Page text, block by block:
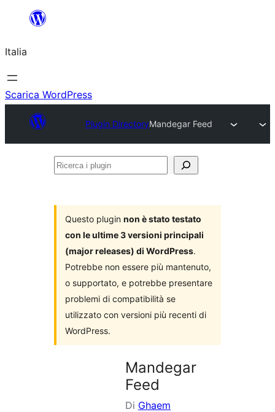
contenuto
Italia
Scarica WordPress
Plugin DirectoryMandegar Feed
Ricerca
Questo plugin non è stato testato
con le ultime 3 versioni principali
(major releases) di WordPress.
Potrebbe non essere più mantenuto,
o supportato, e potrebbe presentare
problemi di compatibilità se
utilizzato con versioni più recenti di
WordPress.
Mandegar
Feed
Di Ghaem